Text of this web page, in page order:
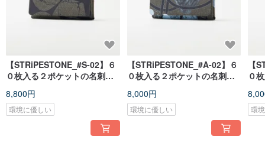
【STRiPESTONE_#S-02】６
０枚入る２ポケットの名刺入
8,800円
環境に優しい
【STRiPESTONE_#A-02】６
０枚入る２ポケットの名刺入
8,000円
環境に優しい
【
０
環